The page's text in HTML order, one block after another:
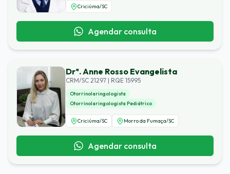
Criciúma/SC
Agendar consulta
Drª. Anne Rosso Evangelista
CRM/SC 21297 | RQE 15995
Otorrinolaringologista
Otorrinolaringologista Pediátrico
Criciúma/SC Morro da Fumaça/SC
Agendar consulta